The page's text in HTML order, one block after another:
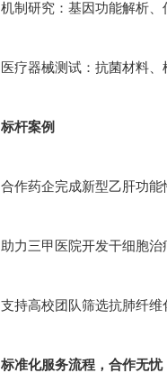
机制研究：基因功能解析、
医疗器械测试：抗菌材料、
标杆案例
合作药企完成新型乙肝功能
助力三甲医院开发干细胞治
支持高校团队筛选抗肺纤维
标准化服务流程，合作无忧